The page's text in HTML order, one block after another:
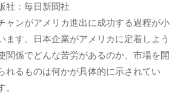
社：毎日新聞社
ャンがアメリカ進出に成功する過程が小
ます。日本企業がアメリカに定着しよう
関係でどんな苦労があるのか、市場を開
れるものは何かが具体的に示されてい